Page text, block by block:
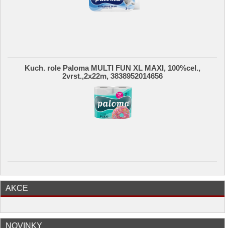
Kuch. role Paloma MULTI FUN XL MAXI, 100%cel.,
2vrst.,2x22m, 3838952014656
AKCE
NOVINKY